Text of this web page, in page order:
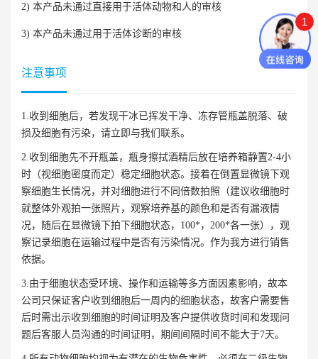
2) 本产品未通过直接用于活体动物和人的审核
3) 本产品未通过用于活体诊断的审核
注意事项
1.收到细胞后，若发现干冰已挥发干净、冻存管瓶盖脱落、破
损及细胞有污染，请立即与我们联系。
2.收到细胞先不开瓶盖，瓶身擦拭酒精后放在培养箱静置2-4小
时（视细胞密度而定）稳定细胞状态。接着在倒置显微镜下观
察细胞生长情况，并对细胞进行不同倍数拍照（建议收细胞时
就整体外观拍一张照片，观察培养基的颜色和是否有漏液情
况，随后在显微镜下拍下细胞状态，100*，200*各一张），观
察记录细胞在运输过程中是否有污染情况。作为我方进行销售
依据。
3.由于细胞状态受环境、操作和运输等多方面因素影响，故本
公司只保证客户收到细胞后一周内的细胞状态，故客户需要售
后时需出示收到细胞的时间证明及客户提供收货时间和发现问
题后客服人员沟通的时间证明，期间间隔时间不能大于7天。
1